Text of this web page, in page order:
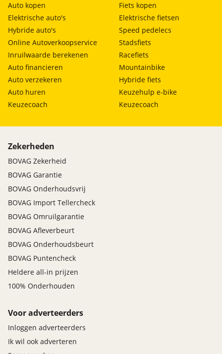
Auto kopen
Elektrische auto's
Hybride auto's
Online Autoverkoopservice
Inruilwaarde berekenen
Auto financieren
Auto verzekeren
Auto huren
Keuzecoach
Fiets kopen
Elektrische fietsen
Speed pedelecs
Stadsfiets
Racefiets
Mountainbike
Hybride fiets
Keuzehulp e-bike
Keuzecoach
Zekerheden
BOVAG Zekerheid
BOVAG Garantie
BOVAG Onderhoudsvrij
BOVAG Import Tellercheck
BOVAG Omruilgarantie
BOVAG Afleverbeurt
BOVAG Onderhoudsbeurt
BOVAG Puntencheck
Heldere all-in prijzen
100% Onderhouden
Voor adverteerders
Inloggen adverteerders
Ik wil ook adverteren